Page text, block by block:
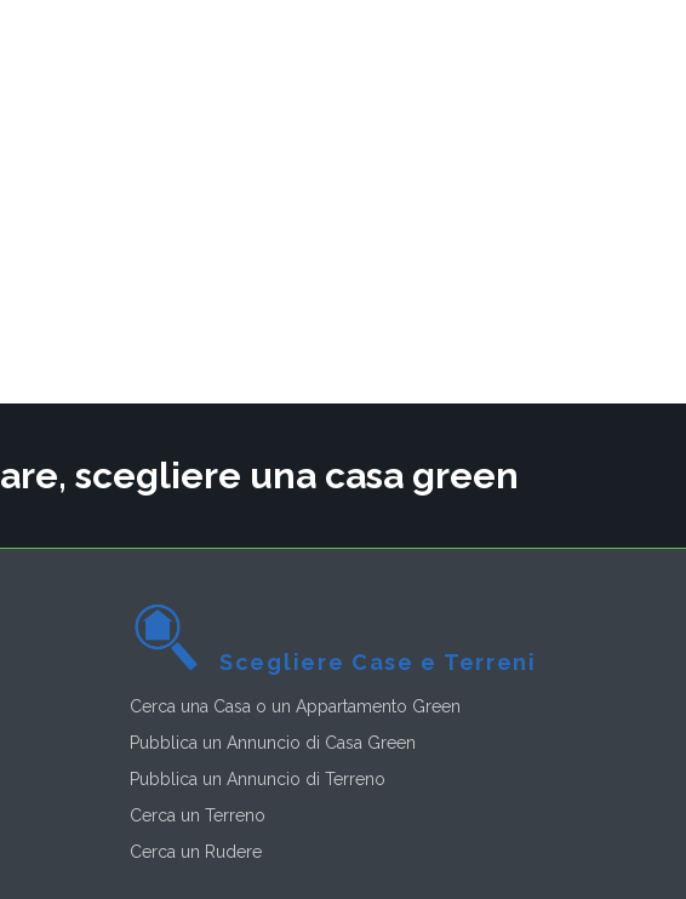
scegliere una casa green
Scegliere Case e Terreni
Cerca una Casa o un Appartamento Green
Pubblica un Annuncio di Casa Green
Pubblica un Annuncio di Terreno
Cerca un Terreno
Cerca un Rudere